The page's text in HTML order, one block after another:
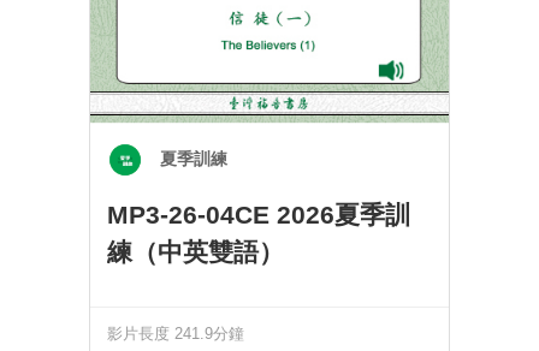
夏季訓練
MP3-26-04CE 2026夏季訓
練（中英雙語）
影片長度 241.9分鐘